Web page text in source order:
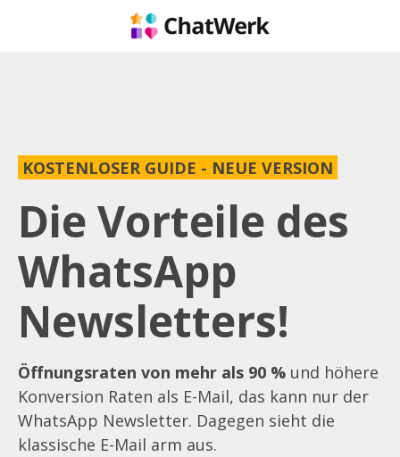
KOSTENLOSER GUIDE - NEUE VERSION
Die Vorteile des
WhatsApp
Newsletters!
Öffnungsraten von mehr als 90 % und höhere
Konversion Raten als E-Mail, das kann nur der
WhatsApp Newsletter. Dagegen sieht die
klassische E-Mail arm aus.